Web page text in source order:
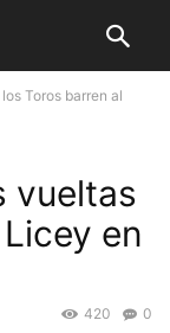
Toros barren al
vueltas
en
0
420